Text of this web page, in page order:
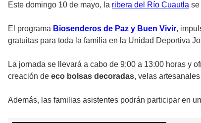
Este domingo 10 de mayo, la ribera del Río Cuautla se
El programa Biosenderos de Paz y Buen Vivir,
gratuitas para toda la familia en la Unidad Deportiva
La jornada se llevará a cabo de 9:00 a 13:00 horas y
creación de eco bolsas decoradas, velas
Además, las familias asistentes podrán participar en